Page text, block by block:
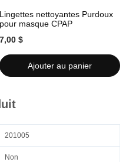
Lingettes nettoyantes Purdoux
pour masque CPAP
7,00 $
Ajouter au panier
201005
Non